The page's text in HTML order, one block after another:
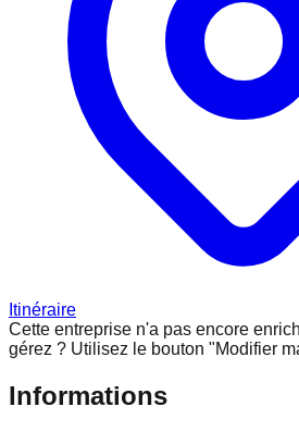
Itinéraire
Cette entreprise n'a pas encore
gérez ? Utilisez le bouton "Modifier
Informations